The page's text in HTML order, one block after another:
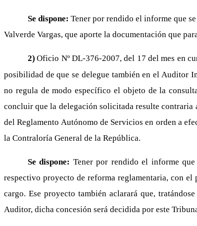
Se dispone:Tener por rendido el informe que
Valverde Vargas, que aporte la documentación que
2) Oficio Nº DL-376-2007, del 17 del mes en
posibilidad de que se delegue también en el Auditor
no regula de modo específico el objeto de la
concluir que la delegación solicitada resulte contraria
del Reglamento Autónomo de Servicios en orden a
la Contraloría General de la República.
Se dispone: Tener por rendido el informe
respectivo proyecto de reforma reglamentaria, con
cargo. Ese proyecto también aclarará que,
Auditor, dicha concesión será decidida por este